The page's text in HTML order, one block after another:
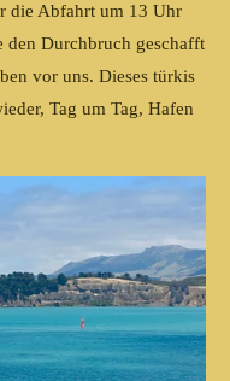
die Abfahrt um 13 Uhr
den Durchbruch geschafft
vor uns. Dieses türkis
Tag um Tag, Hafen